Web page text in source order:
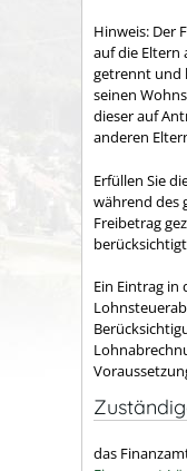
Hinweis: Der
auf die Eltern
getrennt und
seinen
dieser auf
anderen
Erfüllen Sie
während des
Freibetrag
Ein Eintrag in
das